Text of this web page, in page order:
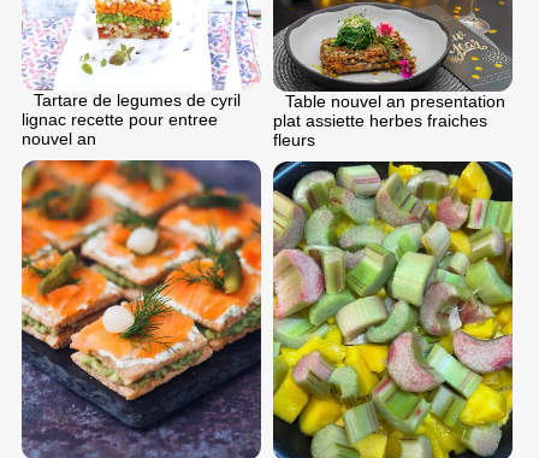
Table nouvel an presentation
plat assiette herbes fraiches
fleurs
Tartare de legumes de cyril
lignac recette pour entree
nouvel an